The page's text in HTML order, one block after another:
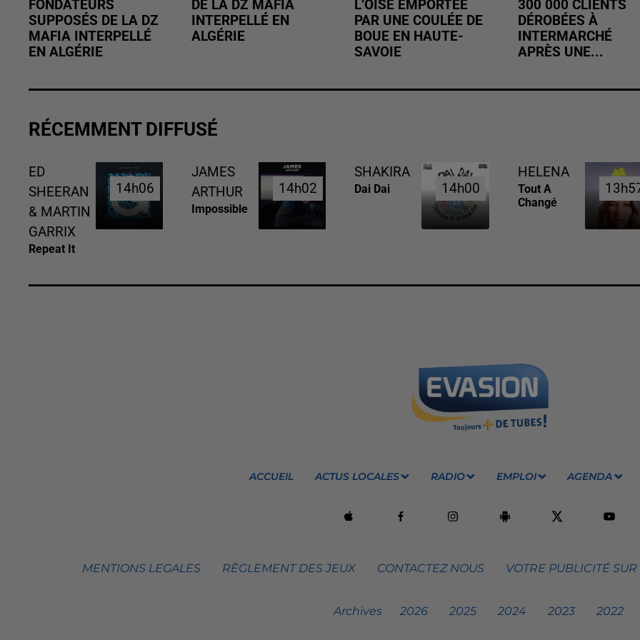
FONDATEURS
SUPPOSÉS DE LA DZ
MAFIA INTERPELLÉ
EN ALGÉRIE
DE LA DZ MAFIA
INTERPELLÉ EN
ALGÉRIE
L’OISE EMPORTÉE
PAR UNE COULÉE DE
BOUE EN HAUTE-
SAVOIE
300 000 CLIENTS
DÉROBÉES À
INTERMARCHÉ
APRÈS UNE...
RÉCEMMENT DIFFUSÉ
ED
SHEERAN
& MARTIN
GARRIX
Repeat It
14h06
14h06
JAMES
ARTHUR
Impossible
14h02
14h02
SHAKIRA
Dai Dai 14h00
14h00
HELENA
Tout A
Changé
ACCUEIL ACTUS LOCALES RADIO EMPLOI AGENDA
MENTIONS LEGALES RÈGLEMENT DES JEUX CONTACTEZ NOUS VOTRE PUBLICITÉ
Archives 2026 2025 2024 2023 2022